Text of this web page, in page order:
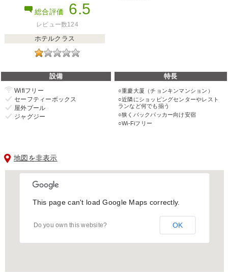
総合評価 6.5
レビュー数124
ホテルクラス
設備 特長
Wifiフリー
セーフティーボックス
屋外プール
ジャグジー
重慶大厦（チョンキンマンション）
近隣にショッピングセンターやレスト
ランなど何でも揃う
狭くバックパッカー向け安宿
Wi-Fiフリー
地図を非表示
This page can't load Google Maps correctly.
Do you own this website? OK